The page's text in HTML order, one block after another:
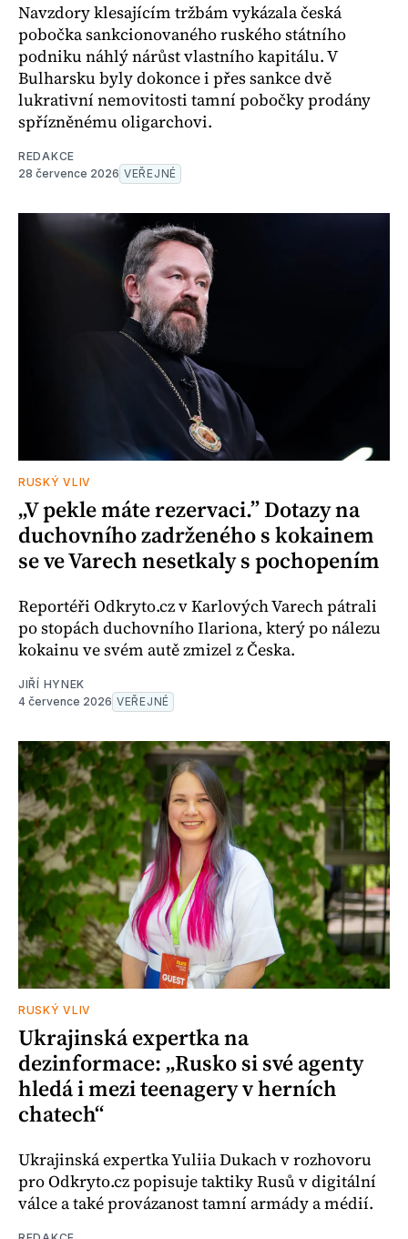
Navzdory klesajícím tržbám vykázala česká
pobočka sankcionovaného ruského státního
podniku náhlý nárůst vlastního kapitálu. V
Bulharsku byly dokonce i přes sankce dvě
lukrativní nemovitosti tamní pobočky prodány
spřízněnému oligarchovi.
REDAKCE
28 července 2026 VEŘEJNÉ
RUSKÝ VLIV
„V pekle máte rezervaci.” Dotazy na
duchovního zadrženého s kokainem
se ve Varech nesetkaly s pochopením
Reportéři Odkryto.cz v Karlových Varech pátrali
po stopách duchovního Ilariona, který po nálezu
kokainu ve svém autě zmizel z Česka.
JIŘÍ HYNEK
4 července 2026 VEŘEJNÉ
RUSKÝ VLIV
Ukrajinská expertka na
dezinformace: „Rusko si své agenty
hledá i mezi teenagery v herních
chatech“
Ukrajinská expertka Yuliia Dukach v rozhovoru
pro Odkryto.cz popisuje taktiky Rusů v digitální
válce a také provázanost tamní armády a médií.